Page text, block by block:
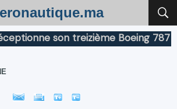
son treizième Boeing 787